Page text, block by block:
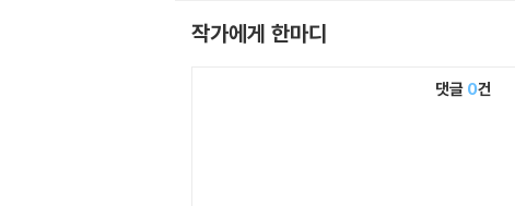
작가에게 한마디
댓글 0건